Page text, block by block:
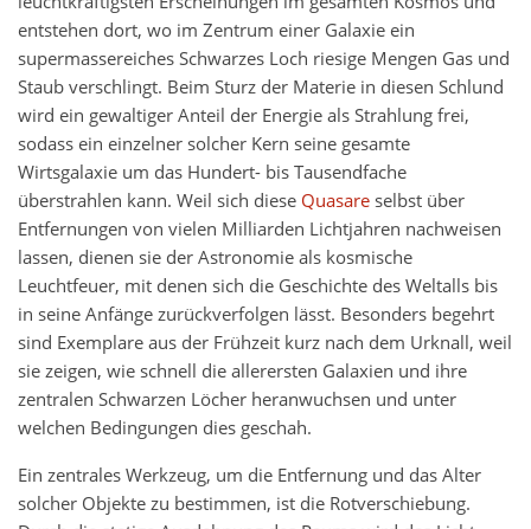
entstehen dort, wo im Zentrum einer Galaxie ein
supermassereiches Schwarzes Loch riesige Mengen Gas und
Staub verschlingt. Beim Sturz der Materie in diesen Schlund
wird ein gewaltiger Anteil der Energie als Strahlung frei,
sodass ein einzelner solcher Kern seine gesamte
Wirtsgalaxie um das Hundert- bis Tausendfache
überstrahlen kann. Weil sich diese Quasareselbst über
Entfernungen von vielen Milliarden Lichtjahren nachweisen
lassen, dienen sie der Astronomie als kosmische
Leuchtfeuer, mit denen sich die Geschichte des Weltalls bis
in seine Anfänge zurückverfolgen lässt. Besonders begehrt
sind Exemplare aus der Frühzeit kurz nach dem Urknall, weil
sie zeigen, wie schnell die allerersten Galaxien und ihre
zentralen Schwarzen Löcher heranwuchsen und unter
welchen Bedingungen dies geschah.
Ein zentrales Werkzeug, um die Entfernung und das Alter
solcher Objekte zu bestimmen, ist die Rotverschiebung.